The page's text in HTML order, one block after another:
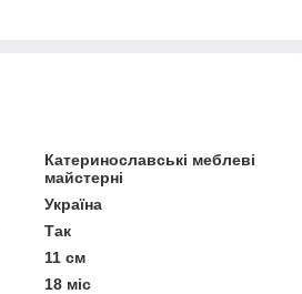
Катеринославські меблеві
майстерні
Україна
Так
11 см
18 міс